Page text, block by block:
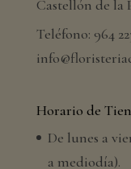
Castellón de la
Teléfono: 964
Horario de
De lunes a
a mediodía).